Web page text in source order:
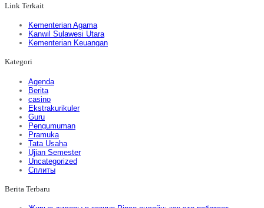
Link Terkait
Kementerian Agama
Kanwil Sulawesi Utara
Kementerian Keuangan
Kategori
Agenda
Berita
casino
Ekstrakurikuler
Guru
Pengumuman
Pramuka
Tata Usaha
Ujian Semester
Uncategorized
Сплиты
Berita Terbaru